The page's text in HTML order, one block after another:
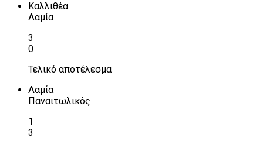
Καλλιθέα
Λαμία
3
0
Τελικό αποτέλεσμα
Λαμία
Παναιτωλικός
1
3